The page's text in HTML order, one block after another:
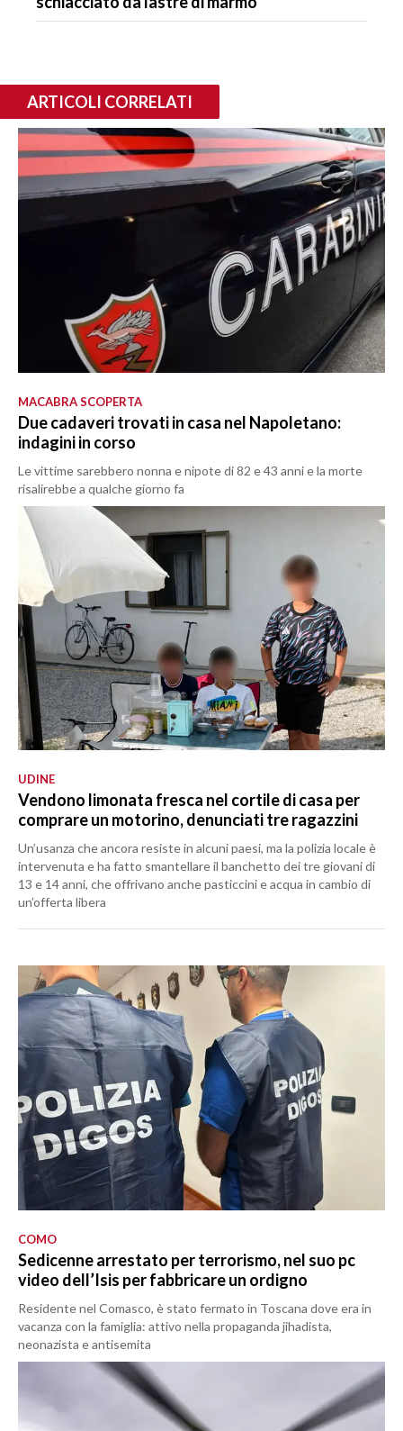
ARTICOLI CORRELATI
MACABRA SCOPERTA
Due cadaveri trovati in casa nel Napoletano:
indagini in corso
Le vittime sarebbero nonna e nipote di 82 e 43 anni e la morte
risalirebbe a qualche giorno fa
UDINE
Vendono limonata fresca nel cortile di casa per
comprare un motorino, denunciati tre ragazzini
Un’usanza che ancora resiste in alcuni paesi, ma la polizia locale è
intervenuta e ha fatto smantellare il banchetto dei tre giovani di
13 e 14 anni, che offrivano anche pasticcini e acqua in cambio di
un’offerta libera
COMO
Sedicenne arrestato per terrorismo, nel suo pc
video dell’Isis per fabbricare un ordigno
Residente nel Comasco, è stato fermato in Toscana dove era in
vacanza con la famiglia: attivo nella propaganda jihadista,
neonazista e antisemita